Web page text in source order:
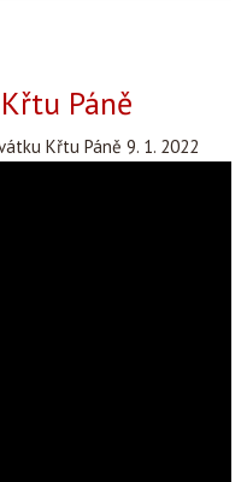
Páně
Křtu Páně 9. 1. 2022